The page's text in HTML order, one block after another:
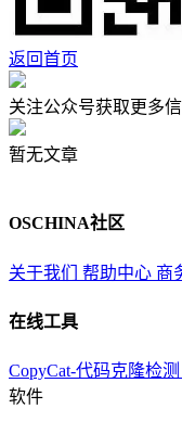
返回首页
关注公众号获取更多
暂无文章
OSCHINA社区
关于我们 帮助中心 商
在线工具
CopyCat-代码克隆检测
软件